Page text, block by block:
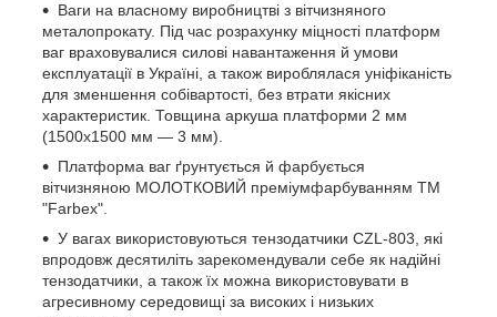
Ваги на власному виробництві з вітчизняного
металопрокату. Під час розрахунку міцності платформ
ваг враховувалися силові навантаження й умови
експлуатації в Україні, а також вироблялася уніфіканість
для зменшення собівартості, без втрати якісних
характеристик. Товщина аркуша платформи 2 мм
(1500х1500 мм — 3 мм).
Платформа ваг ґрунтується й фарбується
вітчизняною МОЛОТКОВИЙ преміумфарбуванням ТМ
"Farbex".
У вагах використовуються тензодатчики CZL-803, які
впродовж десятиліть зарекомендували себе як надійні
тензодатчики, а також їх можна використовувати в
агресивному середовищі за високих і низьких